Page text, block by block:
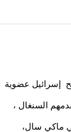
إسرائيل عضوية
فى الإتحاد تتقدمهم السنغال ،
ماكي سال،